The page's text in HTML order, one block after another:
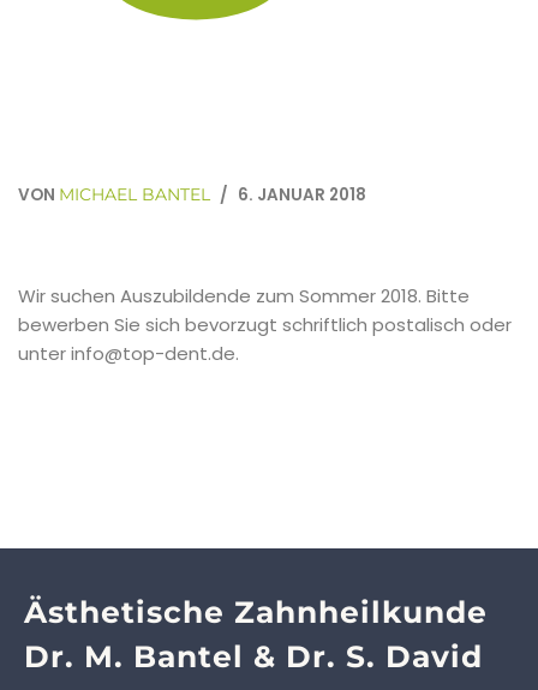
VON MICHAEL BANTEL 6. JANUAR 2018
Wir suchen Auszubildende zum Sommer 2018. Bitte
bewerben Sie sich bevorzugt schriftlich postalisch oder
unter info@top-dent.de.
Ästhetische Zahnheilkunde
Dr. M. Bantel & Dr. S. David